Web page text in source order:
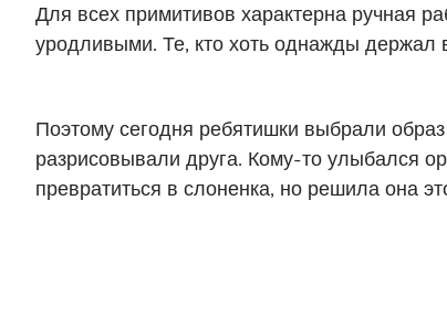
Для всех примитивов характерна ручная
уродливыми. Те, кто хоть однажды держал
Поэтому сегодня ребятишки выбрали
разрисовывали друга. Кому-то улыбался
превратиться в слоненка, но решила она